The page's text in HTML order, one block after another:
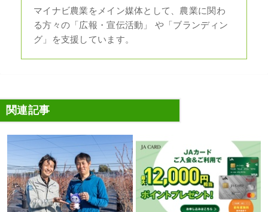
マイナビ農業をメイン媒体として、農業に関わ
る方々の「広報・宣伝活動」 や「ブランディン
グ」を支援しています。
関連記事